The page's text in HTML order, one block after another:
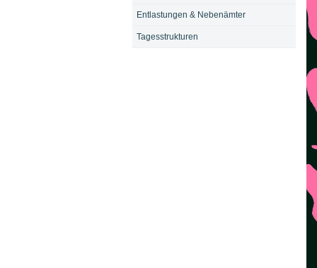
Entlastungen & Nebenämter
Tagesstrukturen